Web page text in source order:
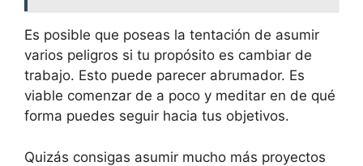
Es posible que poseas la tentación de asumir
varios peligros si tu propósito es cambiar de
trabajo. Esto puede parecer abrumador. Es
viable comenzar de a poco y meditar en de qué
forma puedes seguir hacia tus objetivos.
Quizás consigas asumir mucho más proyectos